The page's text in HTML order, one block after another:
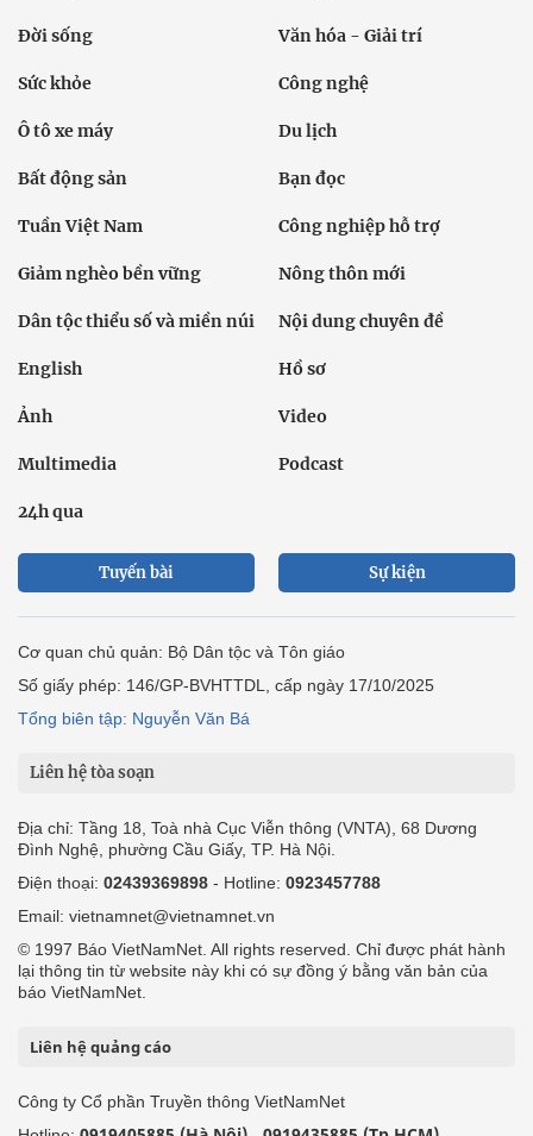
Đời sống Văn hóa - Giải trí
Sức khỏe Công nghệ
Ô tô xe máy Du lịch
Bất động sản Bạn đọc
Tuần Việt Nam Công nghiệp hỗ trợ
Giảm nghèo bền vững Nông thôn mới
Dân tộc thiểu số và miền núi Nội dung chuyên đề
English Hồ sơ
Ảnh Video
Multimedia Podcast
24h qua
Tuyến bài Sự kiện
Cơ quan chủ quản: Bộ Dân tộc và Tôn giáo
Số giấy phép: 146/GP-BVHTTDL, cấp ngày 17/10/2025
Tổng biên tập: Nguyễn Văn Bá
Liên hệ tòa soạn
Địa chỉ: Tầng 18, Toà nhà Cục Viễn thông (VNTA), 68 Dương
Đình Nghệ, phường Cầu Giấy, TP. Hà Nội.
Điện thoại: 02439369898 - Hotline: 0923457788
Email: vietnamnet@vietnamnet.vn
© 1997 Báo VietNamNet. All rights reserved. Chỉ được phát hành
lại thông tin từ website này khi có sự đồng ý bằng văn bản của
báo VietNamNet.
Liên hệ quảng cáo
Công ty Cổ phần Truyền thông VietNamNet